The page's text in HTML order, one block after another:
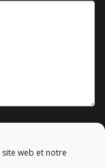
web et notre